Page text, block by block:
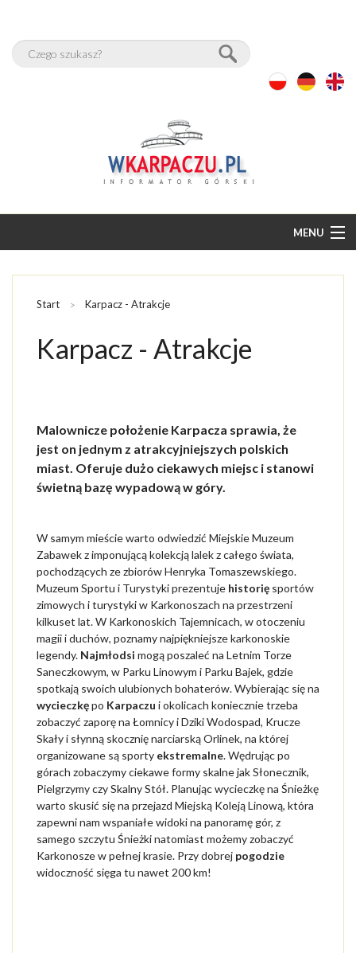
MENU
BAZA NOCLEGÓW
PAKIETY
DLA TURYSTY
O KARPACZU
OGŁOSZENIA
AKTYWNIE LATEM
AKTYWNIE ZIMĄ
MIEJSCA DLA
ATRAKCJE
HISTORIA
ZABYTKI
IMPREZY
CENY WSTĘPÓW
GALERIA
PLAN MIASTA
Start Karpacz - Atrakcje
Karpacz - Atrakcje
Malownicze położenie Karpacza sprawia, że
jest on jednym z atrakcyjniejszych polskich
miast. Oferuje dużo ciekawych miejsc i stanowi
świetną bazę wypadową w góry.
W samym mieście warto odwiedzić Miejskie Muzeum
Zabawek z imponującą kolekcją lalek z całego świata,
pochodzących ze zbiorów Henryka Tomaszewskiego.
Muzeum Sportu i Turystyki prezentuje historię sportów
zimowych i turystyki w Karkonoszach na przestrzeni
kilkuset lat. W Karkonoskich Tajemnicach, w otoczeniu
magii i duchów, poznamy najpiękniejsze karkonoskie
legendy. Najmłodsi mogą poszaleć na Letnim Torze
Saneczkowym, w Parku Linowym i Parku Bajek, gdzie
spotkają swoich ulubionych bohaterów. Wybierając się na
wycieczkępo Karpaczu i okolicach koniecznie trzeba
zobaczyć zaporę na Łomnicy i Dziki Wodospad, Krucze
Skały i słynną skocznię narciarską Orlinek, na której
organizowane są sporty ekstremalne. Wędrując po
górach zobaczymy ciekawe formy skalne jak Słonecznik,
Pielgrzymy czy Skalny Stół. Planując wycieczkę na Śnieżkę
warto skusić się na przejazd Miejską Koleją Linową, która
zapewni nam wspaniałe widoki na panoramę gór, z
samego szczytu Śnieżki natomiast możemy zobaczyć
Karkonosze w pełnej krasie. Przy dobrej pogodzie
widoczność sięga tu nawet 200 km!